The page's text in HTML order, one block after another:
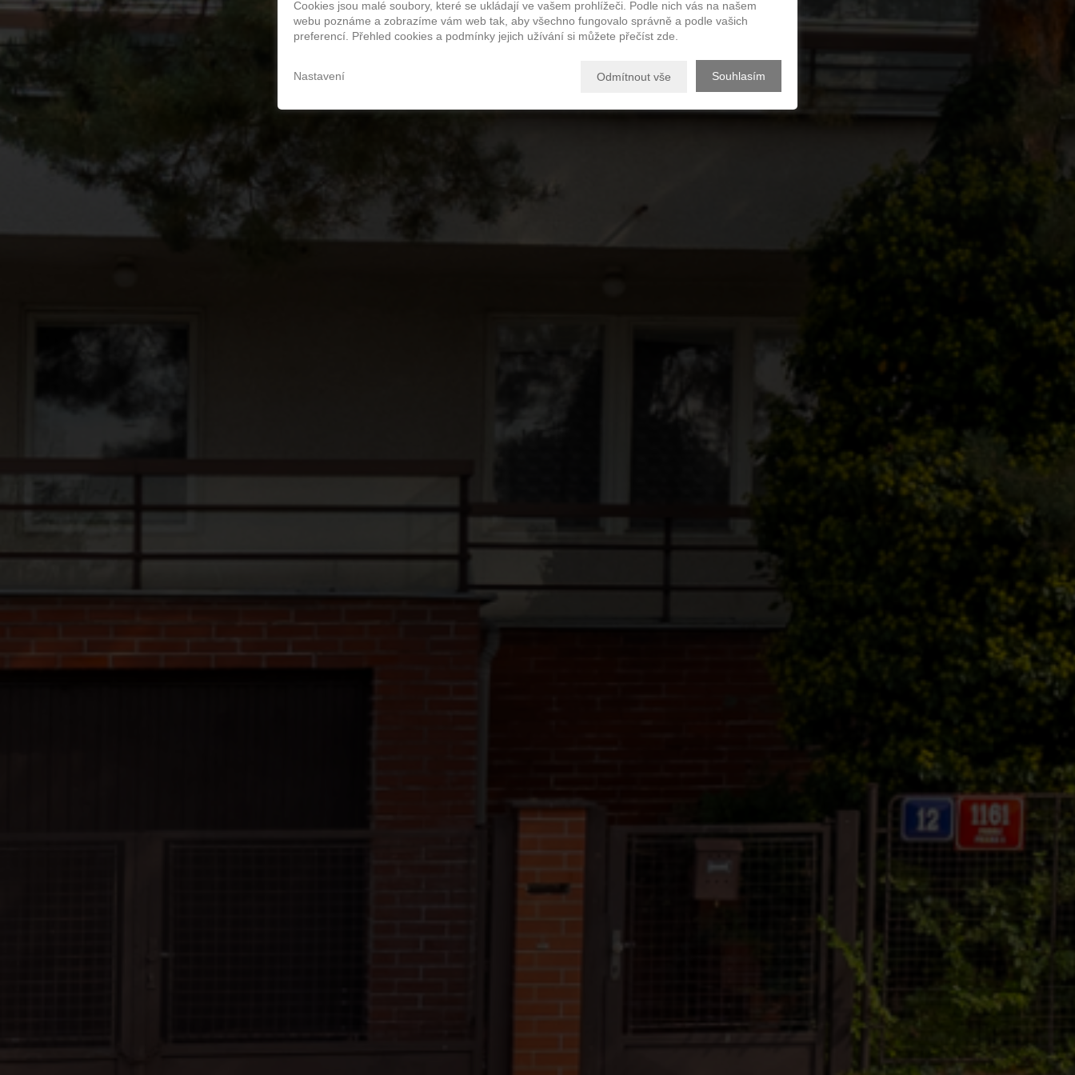
Cookies jsou malé soubory, které se ukládají ve vašem prohlížeči. Podle nich vás na našem
webu poznáme a zobrazíme vám web tak, aby všechno fungovalo správně a podle vašich
preferencí. Přehled cookies a podmínky jejich užívání si můžete přečíst zde
Nastavení Souhlasím
Odmítnout vše